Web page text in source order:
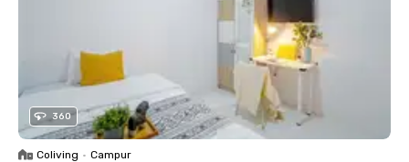
360
Coliving • Campur